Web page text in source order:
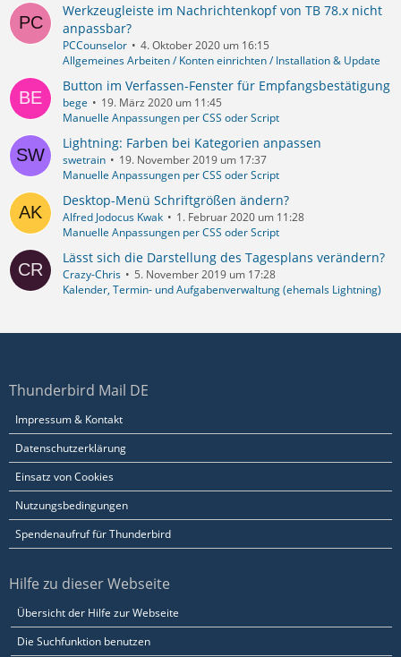
Werkzeugleiste im Nachrichtenkopf von TB 78.x nicht
anpassbar?
PCCounselor
4. Oktober 2020 um 16:15
Allgemeines Arbeiten / Konten einrichten / Installation & Update
Button im Verfassen-Fenster für Empfangsbestätigung
bege
19. März 2020 um 11:45
Manuelle Anpassungen per CSS oder Script
Lightning: Farben bei Kategorien anpassen
swetrain
19. November 2019 um 17:37
Manuelle Anpassungen per CSS oder Script
Desktop-Menü Schriftgrößen ändern?
Alfred Jodocus Kwak
1. Februar 2020 um 11:28
Manuelle Anpassungen per CSS oder Script
Lässt sich die Darstellung des Tagesplans verändern?
Crazy-Chris
5. November 2019 um 17:28
Kalender, Termin- und Aufgabenverwaltung (ehemals Lightning)
Thunderbird Mail DE
Impressum & Kontakt
Datenschutzerklärung
Einsatz von Cookies
Nutzungsbedingungen
Spendenaufruf für Thunderbird
Hilfe zu dieser Webseite
Übersicht der Hilfe zur Webseite
Die Suchfunktion benutzen